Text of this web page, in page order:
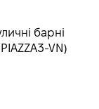
барні
VN)